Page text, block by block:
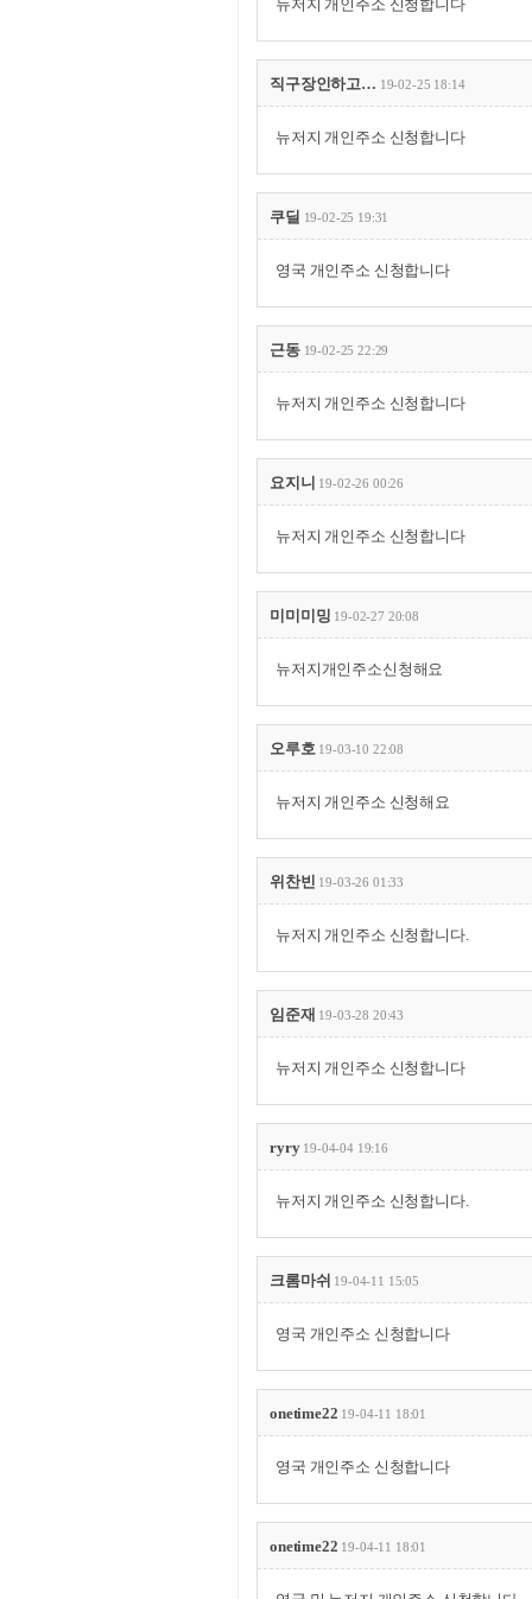
뉴저지 개인주소 신청합니다
직구장인하고… 19-02-25 18:14
뉴저지 개인주소 신청합니다
쿠딜 19-02-25 19:31
영국 개인주소 신청합니다
근동 19-02-25 22:29
뉴저지 개인주소 신청합니다
요지니 19-02-26 00:26
뉴저지 개인주소 신청합니다
미미미밍 19-02-27 20:08
뉴저지개인주소신청해요
오루호 19-03-10 22:08
뉴저지 개인주소 신청해요
위찬빈 19-03-26 01:33
뉴저지 개인주소 신청합니다.
임준재 19-03-28 20:43
뉴저지 개인주소 신청합니다
ryry 19-04-04 19:16
뉴저지 개인주소 신청합니다.
크롬마쉬 19-04-11 15:05
영국 개인주소 신청합니다
onetime22 19-04-11 18:01
영국 개인주소 신청합니다
onetime22 19-04-11 18:01